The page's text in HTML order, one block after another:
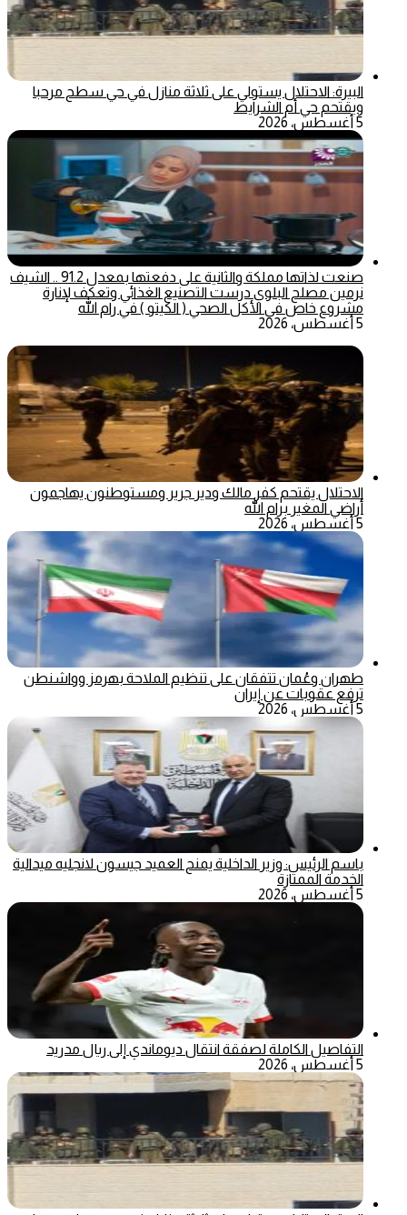
البيرة: الاحتلال يستولي على ثلاثة منازل في حي سطح مرحبا
ويقتحم حي أم الشرايط
5 أغسطس، 2026
صنعت لذاتها مملكة والثانية على دفعتها بمعدل 91.2 .. الشيف
نرمين مصلح البلوي درست التصنيع الغذائي وتعكف لإنارة
مشروع خاص في الأكل الصحي ( الكيتو ) في رام الله
5 أغسطس، 2026
الاحتلال يقتحم كفر مالك ودير جرير ومستوطنون يهاجمون
أراضي المغير برام الله
5 أغسطس، 2026
طهران وعُمان تتفقان على تنظيم الملاحة بهرمز وواشنطن
ترفع عقوبات عن إيران
5 أغسطس، 2026
باسم الرئيس: وزير الداخلية يمنح العميد جيسون لانجليه ميدالية
الخدمة الممتازة
5 أغسطس، 2026
التفاصيل الكاملة لصفقة انتقال ديوماندي إلى ريال مدريد
5 أغسطس، 2026